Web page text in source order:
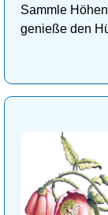
Sammle
genieße den